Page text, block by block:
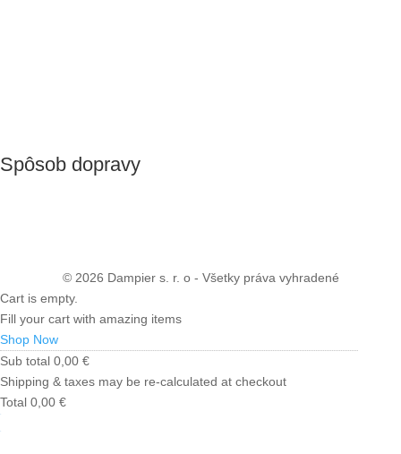
Spôsob dopravy
© 2026 Dampier s. r. o - Všetky práva vyhradené
Cart is empty.
Fill your cart with amazing items
Shop Now
Sub total 0,00 €
Shipping & taxes may be re-calculated at checkout
Total 0,00 €